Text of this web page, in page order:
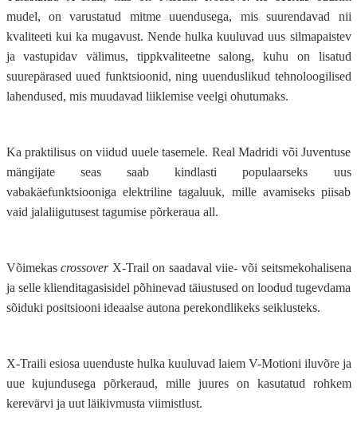
mudel, on varustatud mitme uuendusega, mis suurendavad nii
kvaliteeti kui ka mugavust. Nende hulka kuuluvad uus silmapaistev
ja vastupidav välimus, tippkvaliteetne salong, kuhu on lisatud
suurepärased uued funktsioonid, ning uuenduslikud tehnoloogilised
lahendused, mis muudavad liiklemise veelgi ohutumaks.
Ka praktilisus on viidud uuele tasemele. Real Madridi või Juventuse
mängijate seas saab kindlasti populaarseks uus
vabakäefunktsiooniga elektriline tagaluuk, mille avamiseks piisab
vaid jalaliigutusest tagumise põrkeraua all.
VõimekascrossoverX-Trail on saadaval viie- või seitsmekohalisena
ja selle klienditagasisidel põhinevad täiustused on loodud tugevdama
sõiduki positsiooni ideaalse autona perekondlikeks seiklusteks.
X-Traili esiosa uuenduste hulka kuuluvad laiem V-Motioni iluvõre ja
uue kujundusega põrkeraud, mille juures on kasutatud rohkem
kerevärvi ja uut läikivmusta viimistlust.